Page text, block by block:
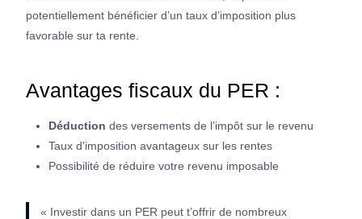
potentiellement bénéficier d’un taux d’imposition plus
favorable sur ta rente.
Avantages fiscaux du PER :
Déduction des versements de l’impôt sur le revenu
Taux d’imposition avantageux sur les rentes
Possibilité de réduire votre revenu imposable
« Investir dans un PER peut t’offrir de nombreux